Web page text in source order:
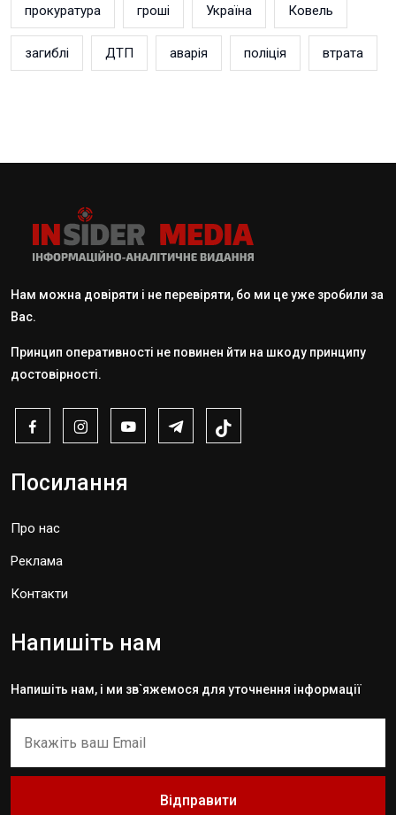
прокуратура гроші Україна Ковель
загиблі ДТП аварія поліція втрата
Нам можна довіряти і не перевіряти, бо ми це уже зробили за
Вас.
Принцип оперативності не повинен йти на шкоду принципу
достовірності.
Посилання
Про нас
Реклама
Контакти
Напишіть нам
Напишіть нам, і ми зв`яжемося для уточнення інформації
Відправити